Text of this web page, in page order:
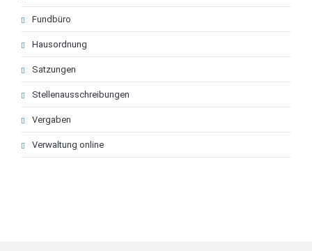
Fundbüro
Hausordnung
Satzungen
Stellenausschreibungen
Vergaben
Verwaltung online